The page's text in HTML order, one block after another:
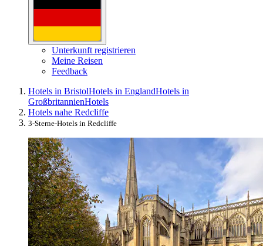
Unterkunft registrieren
Meine Reisen
Feedback
Hotels in BristolHotels in EnglandHotels in
GroßbritannienHotels
Hotels nahe Redcliffe
3-Sterne-Hotels in Redcliffe